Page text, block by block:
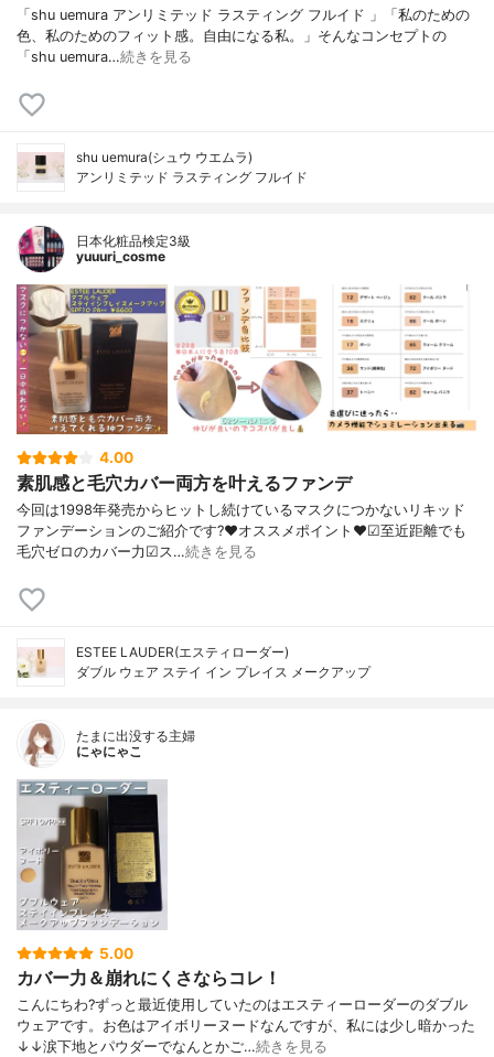
「shu uemura アンリミテッド ラスティング フルイド 」「私のための
色、私のためのフィット感。自由になる私。」そんなコンセプトの
「shu uemura…続きを見る
shu uemura(シュウ ウエムラ)
アンリミテッド ラスティング フルイド
日本化粧品検定3級
yuuuri_cosme
4.00
素肌感と毛穴カバー両方を叶えるファンデ
今回は1998年発売からヒットし続けているマスクにつかないリキッド
ファンデーションのご紹介です?❤︎オススメポイント❤︎☑︎至近距離でも
毛穴ゼロのカバー力☑︎ス…続きを見る
ESTEE LAUDER(エスティローダー)
ダブル ウェア ステイ イン プレイス メークアップ
たまに出没する主婦
にゃにゃこ
5.00
カバー力＆崩れにくさならコレ！
こんにちわ?ずっと最近使用していたのはエスティーローダーのダブル
ウェアです。お色はアイボリーヌードなんですが、私には少し暗かった
↓↓涙下地とパウダーでなんとかご…続きを見る